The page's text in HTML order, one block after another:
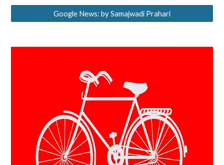
Google News: by Samajwadi Prahari